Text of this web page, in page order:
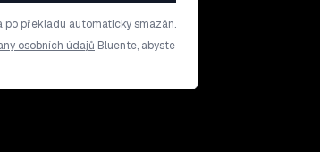
překladu automaticky smazán.
osobních údajů Bluente, abyste